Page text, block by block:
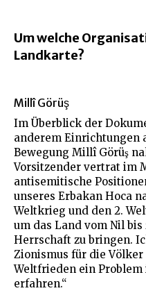
Um welche
Landkarte?
Millî Görüş
Im Überblick der
anderem Einrichtungen
Bewegung Millî Görüş
Vorsitzender vertrat im
antisemitische
unseres Erbakan Hoca
Weltkrieg und den 2.
um das Land vom Nil
Herrschaft zu bringen.
Zionismus für die
Weltfrieden ein Problem
erfahren.“